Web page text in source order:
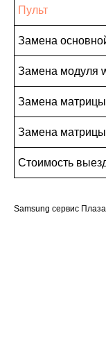
Пульт
Замена
Замена модуля
Замена матрицы
Замена матрицы
Стоимость
Samsung сервис